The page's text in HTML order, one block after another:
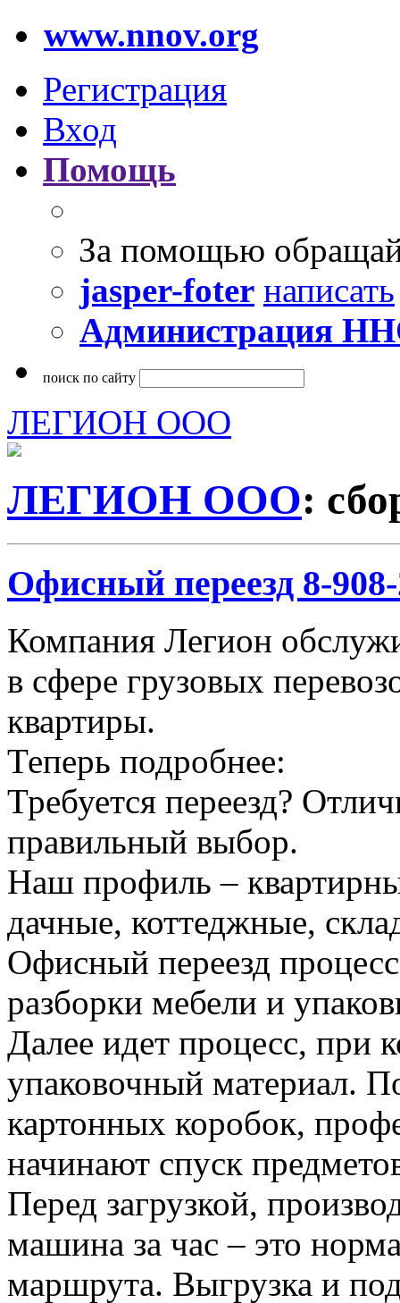
www.nnov.org
Регистрация
Вход
Помощь
За помощью
jasper-foter написать
Администрация
поиск по сайту
ЛЕГИОН ООО
ЛЕГИОН ООО:
Офисный переезд 8-
Компания Легион
в сфере грузовых
квартиры.
Теперь подробнее:
Требуется переезд?
правильный выбор.
Наш профиль –
дачные, коттеджные,
Офисный переезд
разборки мебели и
Далее идет процесс, при
упаковочный материал.
картонных коробок,
начинают спуск
Перед загрузкой,
машина за час – это
маршрута. Выгрузка и